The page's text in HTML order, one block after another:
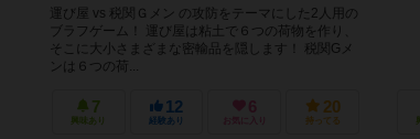
運び屋 vs 税関Ｇメン の攻防をテーマにした2人用の
ブラフゲーム！ 運び屋は粘土で６つの荷物を作り、
そこに大小さまざまな密輸品を隠します！ 税関Gメ
ンは６つの荷...
7
興味あり
12
経験あり
6
お気に入り
20
持ってる